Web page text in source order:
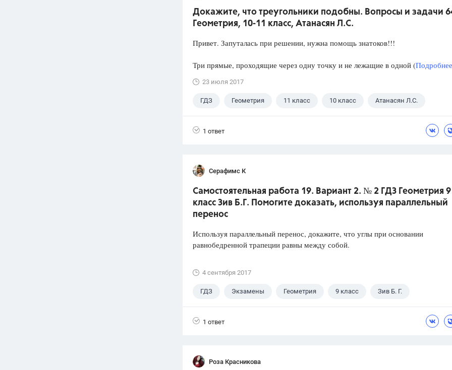
Докажите, что треугольники подобны. Вопросы и задачи
Геометрия, 10-11 класс, Атанасян Л.С.
Привет. Запуталась при решении, нужна помощь знатоков!!!
Три прямые, проходящие через одну точку и не лежащие в одной (
23 июля 2017
ГДЗ Геометрия 11 класс 10 класс Атанасян Л.С.
1 ответ
Серафимс К
Самостоятельная работа 19. Вариант 2. № 2 ГДЗ Геометрия 9
класс Зив Б.Г. Помогите доказать, используя параллельный
перенос
Используя параллельный перенос, докажите, что углы при основании
равнобедренной трапеции равны между собой.
4 сентября 2017
ГДЗ Экзамены Геометрия 9 класс Зив Б. Г.
1 ответ
Роза Красникова